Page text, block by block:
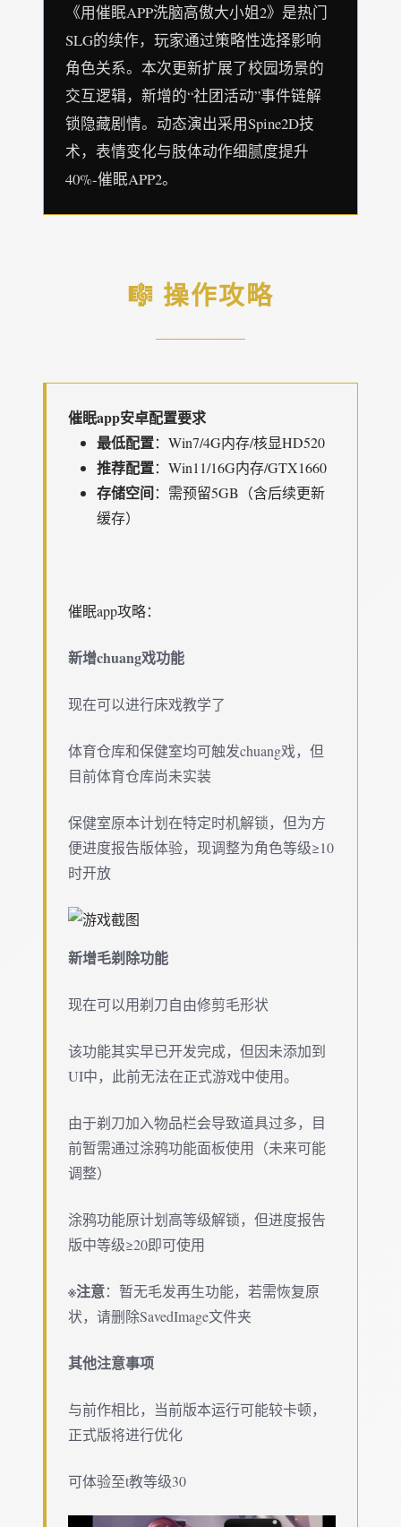
《用催眠APP洗脑高傲大小姐2》是热门
SLG的续作，玩家通过策略性选择影响
角色关系。本次更新扩展了校园场景的
交互逻辑，新增的“社团活动”事件链解
锁隐藏剧情。动态演出采用Spine2D技
术，表情变化与肢体动作细腻度提升
40%-催眠APP2。
🎼 操作攻略
催眠app安卓配置要求
​最低配置​​：Win7/4G内存/核显HD520
​推荐配置​​：Win11/16G内存/GTX1660
​存储空间​​：需预留5GB（含后续更新
缓存）
催眠app攻略：
新增chuang戏功能
现在可以进行床戏教学了
体育仓库和保健室均可触发chuang戏，但
目前体育仓库尚未实装
保健室原本计划在特定时机解锁，但为方
便进度报告版体验，现调整为角色等级≥10
时开放
新增毛剃除功能
现在可以用剃刀自由修剪毛形状
该功能其实早已开发完成，但因未添加到
UI中，此前无法在正式游戏中使用。
由于剃刀加入物品栏会导致道具过多，目
前暂需通过涂鸦功能面板使用（未来可能
调整）
涂鸦功能原计划高等级解锁，但进度报告
版中等级≥20即可使用
※注意：暂无毛发再生功能，若需恢复原
状，请删除SavedImage文件夹
其他注意事项
与前作相比，当前版本运行可能较卡顿，
正式版将进行优化
可体验至t教等级30